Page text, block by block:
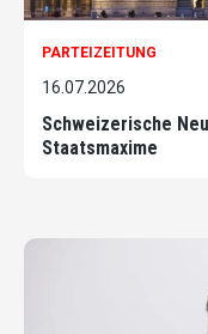
PARTEIZEITUNG
16.07.2026
Schweizerische
Staatsmaxime